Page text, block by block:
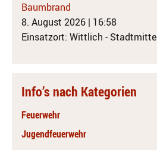
Baumbrand
8. August 2026 | 16:58
Einsatzort: Wittlich - Stadtmitte
Info’s nach Kategorien
Feuerwehr
Jugendfeuerwehr